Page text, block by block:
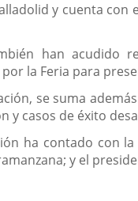
y cuenta
han acudido
la Feria para
se suma
y casos de éxito
ha contado con
y el